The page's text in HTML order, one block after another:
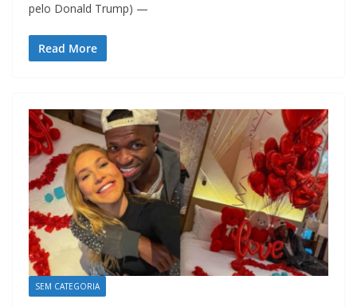
pelo Donald Trump) —
Read More
SEM CATEGORIA